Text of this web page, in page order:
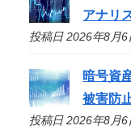
アナリ
投稿日 2026年8月6
暗号資
被害防
投稿日 2026年8月6